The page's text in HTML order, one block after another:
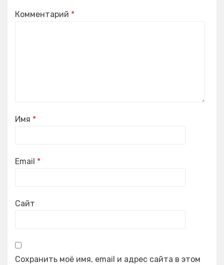
Комментарий *
Имя *
Email *
Сайт
Сохранить моё имя, email и адрес сайта в этом